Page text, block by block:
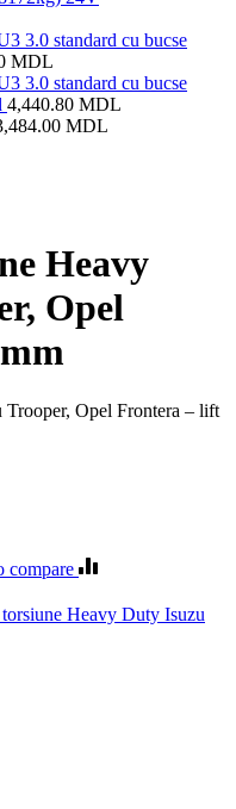
3.0 standard cu bucse
MDL
3.0 standard cu bucse
4,440.80 MDL
MDL
Heavy
Opel
Trooper, Opel Frontera – lift
compare
torsiune Heavy Duty Isuzu